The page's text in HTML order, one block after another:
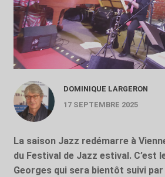
DOMINIQUE LARGERON
17 SEPTEMBRE 2025
La saison Jazz redémarre à
du Festival de Jazz estival. C’est
Georges qui sera bientôt suivi